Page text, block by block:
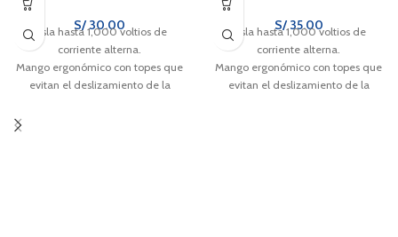
S/30.00
Aísla hasta 1,000 voltios de
corriente alterna.
Mango ergonómico con topes que
evitan el deslizamiento de la
S/35.00
Aísla hasta 1,000 voltios de
corriente alterna.
Mango ergonómico con topes que
evitan el deslizamiento de la